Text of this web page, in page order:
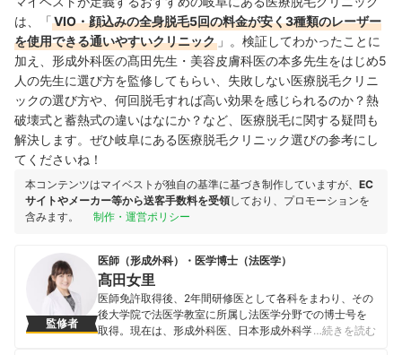
は、「VIO・顔込みの全身脱毛5回の料金が安く3種類のレーザー
を使用できる通いやすいクリニック 」。検証してわかったことに
加え、形成外科医の髙田先生・美容皮膚科医の本多先生をはじめ5
人の先生に選び方を監修してもらい、失敗しない医療脱毛クリニ
ックの選び方や、何回脱毛すれば高い効果を感じられるのか？熱
破壊式と蓄熱式の違いはなにか？など、医療脱毛に関する疑問も
解決します。ぜひ岐阜にある医療脱毛クリニック選びの参考にし
てくださいね！
本コンテンツはマイベストが独自の基準に基づき制作していますが、 EC
サイトやメーカー等から送客手数料を受領しており、プロモーションを
含みます。
制作・運営ポリシー
監修者
医師（形成外科）・医学博士（法医学）
髙田女里
医師免許取得後、2年間研修医として各科をまわり、その
後大学院で法医学教室に所属し法医学分野での博士号を
取得。現在は、形成外科医、日本形成外科学会会員・認
…続きを読む